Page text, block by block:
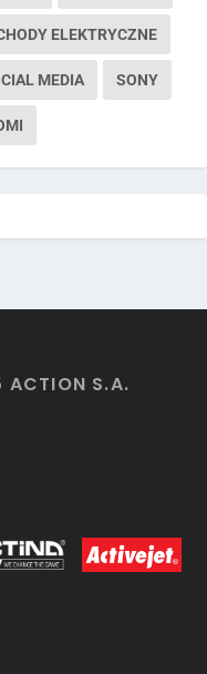
ELEKTRYCZNE
MEDIA SONY
S.A.